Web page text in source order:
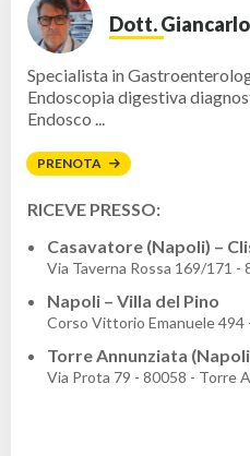
Dott.
Specialista in
Endoscopia digestiva
Endosco ...
PRENOTA
RICEVE PRESSO:
Casavatore (Napoli) –
Via Taverna Rossa 169/171 -
Napoli – Villa del Pino
Corso Vittorio Emanuele 494
Torre Annunziata
Via Prota 79 - 80058 - Torre